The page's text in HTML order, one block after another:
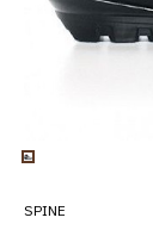
SPINE